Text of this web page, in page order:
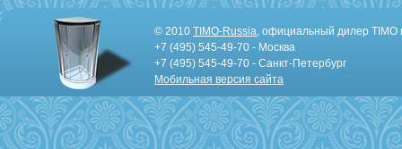
© 2010 TIMO-Russia, официальный дилер TIMO
+7 (495) 545-49-70 - Москва
+7 (495) 545-49-70 - Санкт-Петербург
Мобильная версия сайта